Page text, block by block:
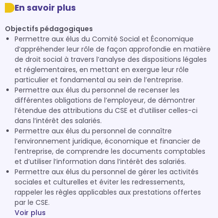
En savoir plus
Objectifs pédagogiques
Permettre aux élus du Comité Social et Économique
d’appréhender leur rôle de façon approfondie en matière
de droit social à travers l’analyse des dispositions légales
et réglementaires, en mettant en exergue leur rôle
particulier et fondamental au sein de l’entreprise.
Permettre aux élus du personnel de recenser les
différentes obligations de l’employeur, de démontrer
l’étendue des attributions du CSE et d’utiliser celles-ci
dans l’intérêt des salariés.
Permettre aux élus du personnel de connaître
l’environnement juridique, économique et financier de
l’entreprise, de comprendre les documents comptables
et d’utiliser l’information dans l’intérêt des salariés.
Permettre aux élus du personnel de gérer les activités
sociales et culturelles et éviter les redressements,
rappeler les règles applicables aux prestations offertes
par le CSE.
Voir plus